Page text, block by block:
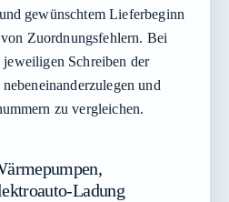
gewünschtem Lieferbeginn
Zuordnungsfehlern. Bei
Schreiben der
und
zu vergleichen.
Ladung